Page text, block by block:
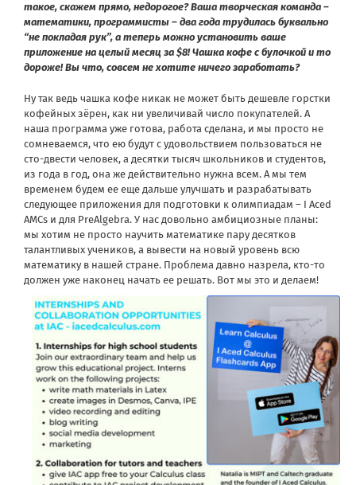
такое, скажем прямо, недорогое? Ваша творческая команда –
математики, программисты – два года трудилась буквально
“не покладая рук”, а теперь можно установить ваше
приложение на целый месяц за $8! Чашка кофе с булочкой и то
дороже! Вы что, совсем не хотите ничего заработать?
Ну так ведь чашка кофе никак не может быть дешевле горстки
кофейных зёрен, как ни увеличивай число покупателей. А
наша программа уже готова, работа сделана, и мы просто не
сомневаемся, что ею будут с удовольствием пользоваться не
сто-двести человек, а десятки тысяч школьников и студентов,
из года в год, она же действительно нужна всем. А мы тем
временем будем ее еще дальше улучшать и разрабатывать
следующее приложения для подготовки к олимпиадам – I Aced
AMCs и для PreAlgebra. У нас довольно амбициозные планы:
мы хотим не просто научить математике пару десятков
талантливых учеников, а вывести на новый уровень всю
математику в нашей стране. Проблема давно назрела, кто-то
должен уже наконец начать ее решать. Вот мы это и делаем!